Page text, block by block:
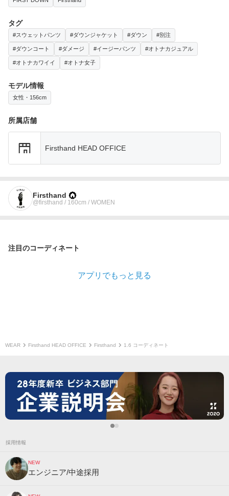
タグ
#スウェットパンツ #ダウンジャケット #ダウン #別注
#ダウンコート #ダメージ #イージーパンツ #オトナカジュアル
#オトナカワイイ #オトナ女子
モデル情報
女性・156cm
所属店舗
Firsthand HEAD OFFICE
Firsthand
@firsthand / 160cm / WOMEN
注目のコーディネート
アプリでもっと見る
WEAR Firsthand HEAD OFFICE Firsthand 1.6 コーディネート
採用情報
NEW
エンジニア/中途採用